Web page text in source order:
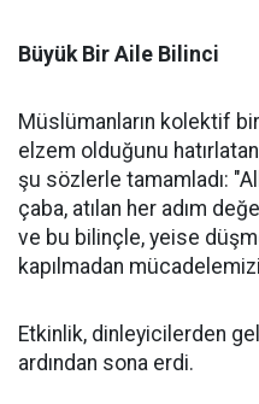
Büyük Bir Aile Bilinci
Müslümanların kolektif
elzem olduğunu hatırlatan
şu sözlerle tamamladı:
çaba, atılan her adım
ve bu bilinçle, yeise
kapılmadan
Etkinlik, dinleyicilerden
ardından sona erdi.